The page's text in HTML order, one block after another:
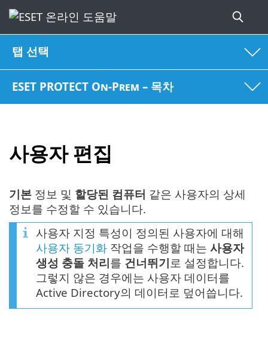
탭 선택
ESET PROTECT On-Prem – 목차
사용자 편집
기본 정보 및 할당된 컴퓨터 같은 사용자의 상세
정보를 수정할 수 있습니다.
사용자 지정 특성이 정의된 사용자에 대해
사용자 동기화 작업을 수행할 때는 사용자
생성 충돌 처리를 건너뛰기 로 설정합니다.
그렇지 않은 경우에는 사용자 데이터를
Active Directory의 데이터로 덮어씁니다.